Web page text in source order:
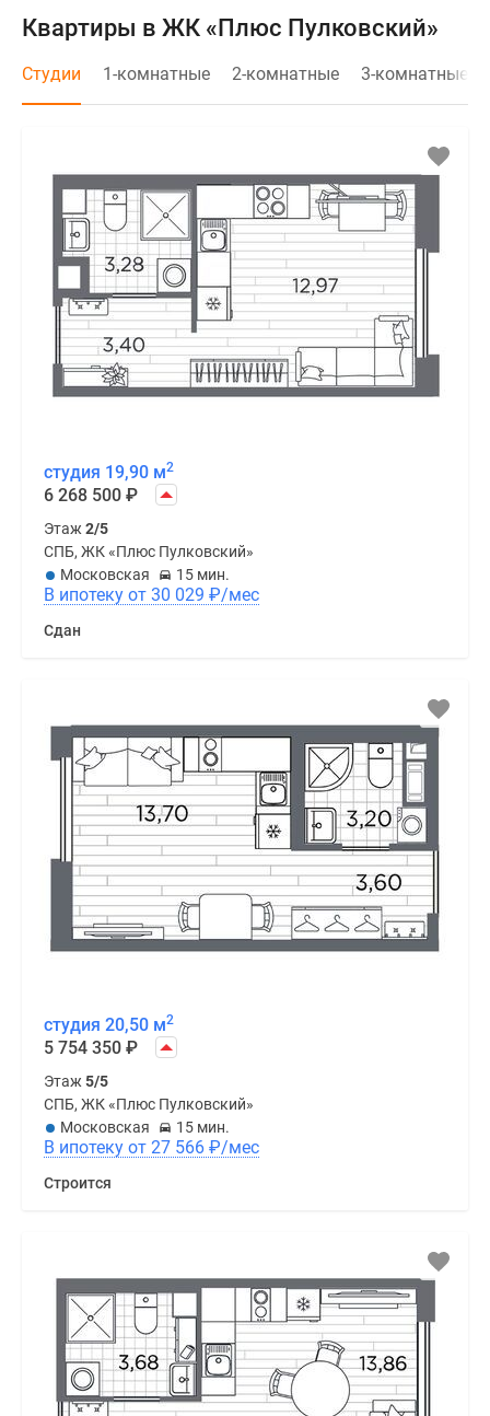
Квартиры в ЖК «Плюс Пулковский»
Студии 1-комнатные 2-комнатные 3-комнатные
студия 19,90 м2
6 268 500 ₽
Этаж 2/5
СПБ, ЖК «Плюс Пулковский»
Московская
15 мин.
В ипотеку от 30 029 ₽/мес
Сдан
студия 20,50 м2
5 754 350 ₽
Этаж 5/5
СПБ, ЖК «Плюс Пулковский»
Московская
15 мин.
В ипотеку от 27 566 ₽/мес
Строится